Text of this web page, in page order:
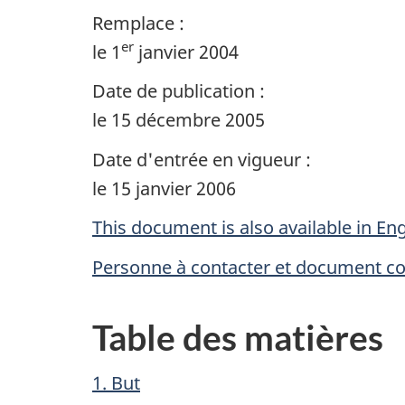
Remplace :
le 1 er janvier 2004
Date de publication :
le 15 décembre 2005
Date d'entrée en vigueur :
le 15 janvier 2006
This document is also available in
Personne à contacter et document
Table des matières
1. But